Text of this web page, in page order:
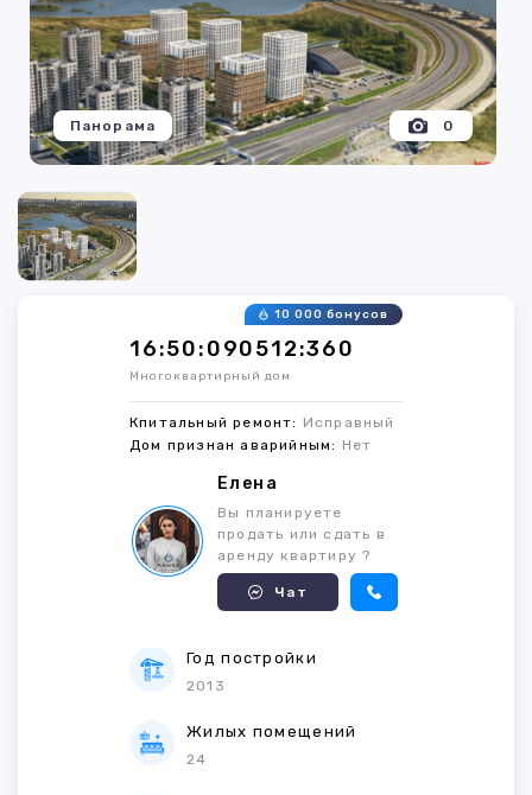
0
Панорама
16:50:090512:360
10 000 бонусов
Многоквартирный дом
Кпитальный ремонт: Исправный
Дом признан аварийным: Нет
Елена
Вы планируете
продать или сдать в
аренду квартиру ?
Чат
Год постройки
2013
Жилых помещений
24